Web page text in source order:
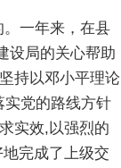
一年来，在县
设局的关心帮助
持以邓小平理论
实党的路线方针
实效,以强烈的
完成了上级交